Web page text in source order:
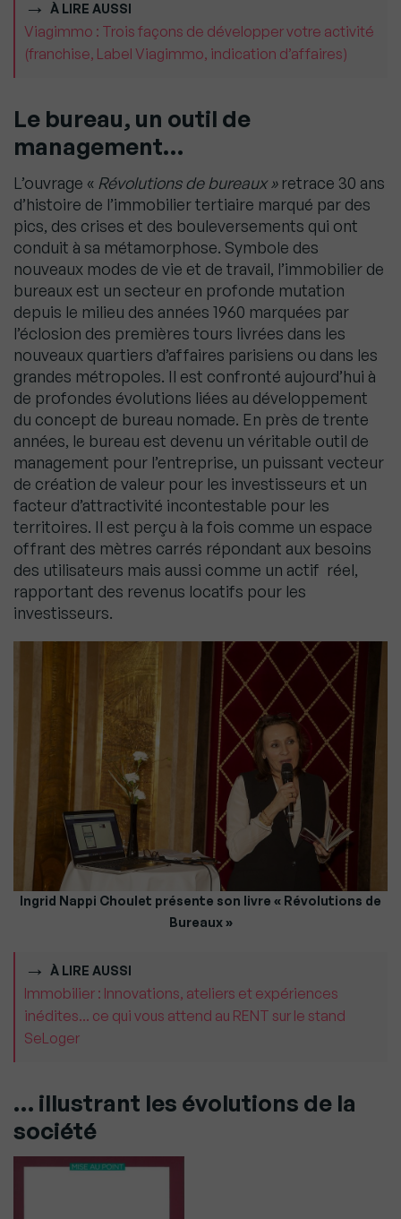
À LIRE AUSSI
Viagimmo : Trois façons de développer votre activité
(franchise, Label Viagimmo, indication d’affaires)
Le bureau, un outil de
management…
L’ouvrage « Révolutions de bureaux » retrace 30 ans
d’histoire de l’immobilier tertiaire marqué par des
pics, des crises et des bouleversements qui ont
conduit à sa métamorphose. Symbole des
nouveaux modes de vie et de travail, l’immobilier de
bureaux est un secteur en profonde mutation
depuis le milieu des années 1960 marquées par
l’éclosion des premières tours livrées dans les
nouveaux quartiers d’affaires parisiens ou dans les
grandes métropoles. Il est confronté aujourd’hui à
de profondes évolutions liées au développement
du concept de bureau nomade. En près de trente
années, le bureau est devenu un véritable outil de
management pour l’entreprise, un puissant vecteur
de création de valeur pour les investisseurs et un
facteur d’attractivité incontestable pour les
territoires. Il est perçu à la fois comme un espace
offrant des mètres carrés répondant aux besoins
des utilisateurs mais aussi comme un actif réel,
rapportant des revenus locatifs pour les
investisseurs.
Ingrid Nappi Choulet présente son livre « Révolutions de
Bureaux »
À LIRE AUSSI
Immobilier : Innovations, ateliers et expériences
inédites... ce qui vous attend au RENT sur le stand
SeLoger
… illustrant les évolutions de la
société